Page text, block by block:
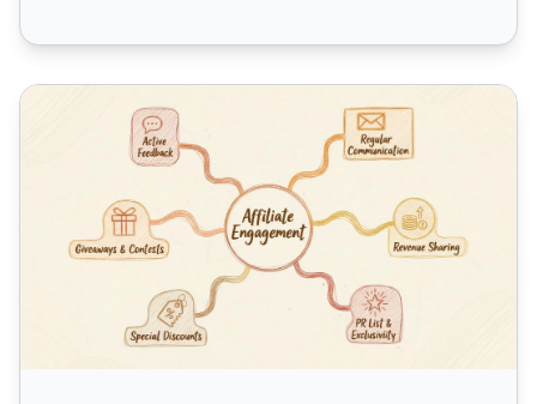
Moyens efficaces pour engager les partenaires affiliés